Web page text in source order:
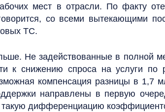
мест в отрасли. По факту
со всеми вытекающими
ТС.
Не задействованные в полной
к снижению спроса на услуги
компенсация разницы в 1,7
направлены в первую
дифференциацию